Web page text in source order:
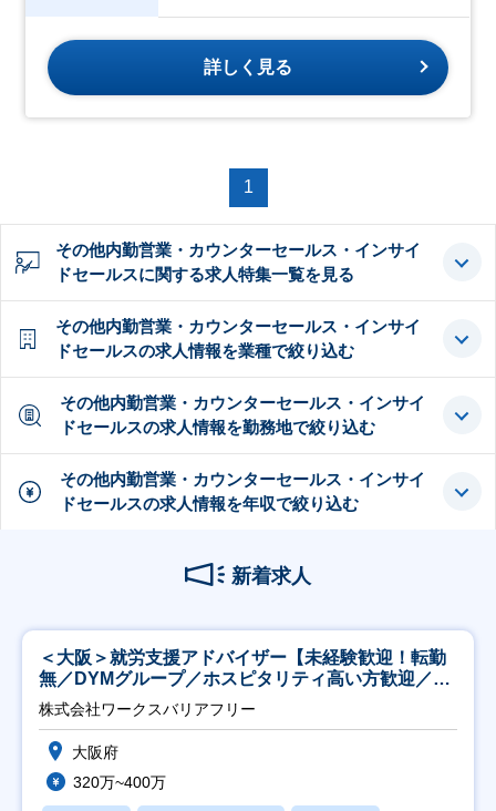
詳しく見る
1
その他内勤営業・カウンターセールス・インサイ
ドセールスに関する求人特集一覧を見る
その他内勤営業・カウンターセールス・インサイ
ドセールスの求人情報を業種で絞り込む
その他内勤営業・カウンターセールス・インサイ
ドセールスの求人情報を勤務地で絞り込む
その他内勤営業・カウンターセールス・インサイ
ドセールスの求人情報を年収で絞り込む
新着求人
＜大阪＞就労支援アドバイザー【未経験歓迎！転勤
無／DYMグループ／ホスピタリティ高い方歓迎／土
日祝】
株式会社ワークスバリアフリー
大阪府
320万~400万